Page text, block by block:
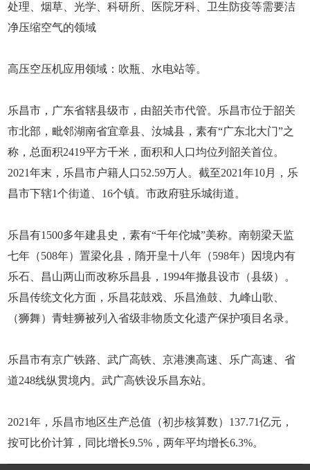
处理、烟草、光学、科研所、医院牙科、卫生防疫等需要洁
净压缩空气的领域
高压空压机应用领域：吹瓶、水电站等。
乐昌市，广东省辖县级市，由韶关市代管。乐昌市位于韶关
市北部，毗邻湖南省宜章县、汝城县，素有“广东北大门”之
称，总面积2419平方千米，面积和人口均位列韶关首位。
2021年末，乐昌市户籍人口52.59万人。截至2021年10月，乐
昌市下辖1个街道、16个镇。市政府驻乐城街道。
乐昌有1500多年建县史，素有“千年佗城”美称。南朝梁天监
七年（508年）置梁化县，隋开皇十八年（598年）因境内有
乐石、昌山两山而改称乐昌县，1994年撤县设市（县级）。
乐昌传统文化方面，乐昌花鼓戏、乐昌渔鼓、九峰山歌、
（狮舞）青蛙狮被列入省级非物质文化遗产保护项目名录。
乐昌市有京广铁路、武广高铁、京港澳高速、乐广高速、省
道248线纵贯境内。武广高铁设乐昌东站。
2021年，乐昌市地区生产总值（初步核算数）137.71亿元，
按可比价计算，同比增长9.5%，两年平均增长6.3%。